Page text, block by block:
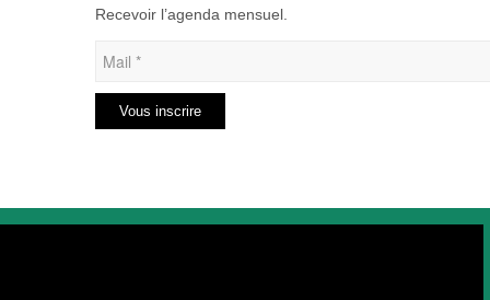
Recevoir l’agenda mensuel.